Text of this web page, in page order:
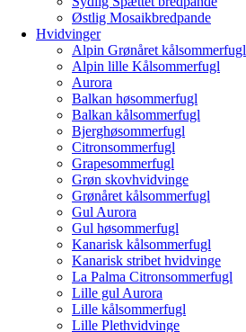
Østlig Mosaikbredpande
Hvidvinger
Alpin Grønåret kålsommerfugl
Alpin lille Kålsommerfugl
Aurora
Balkan høsommerfugl
Balkan kålsommerfugl
Bjerghøsommerfugl
Citronsommerfugl
Grapesommerfugl
Grøn skovhvidvinge
Grønåret kålsommerfugl
Gul Aurora
Gul høsommerfugl
Kanarisk kålsommerfugl
Kanarisk stribet hvidvinge
La Palma Citronsommerfugl
Lille gul Aurora
Lille kålsommerfugl
Lille Plethvidvinge